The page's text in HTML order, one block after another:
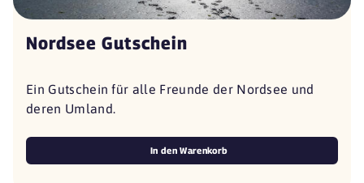
Nordsee Gutschein
Ein Gutschein für alle Freunde der Nordsee und
deren Umland.
In den Warenkorb